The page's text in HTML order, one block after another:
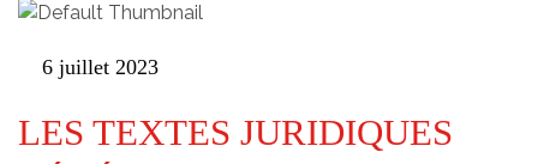
6 juillet 2023
LES TEXTES JURIDIQUES